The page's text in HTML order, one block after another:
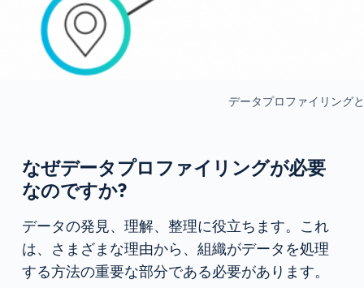
データプロファイリング
なぜデータプロファイリングが必要
なのですか?
データの発見、理解、整理に役立ちます。これ
は、さまざまな理由から、組織がデータを処理
する方法の重要な部分である必要があります。